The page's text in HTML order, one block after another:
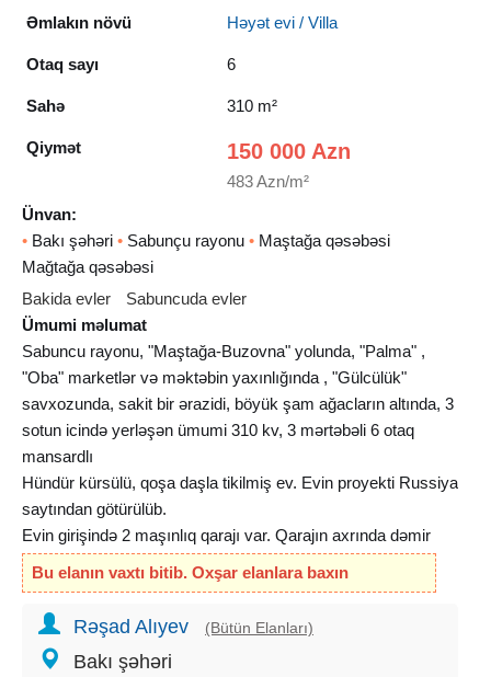
Əmlakın növü Həyət evi / Villa
Otaq sayı 6
Sahə 310 m²
Qiymət 150 000 Azn
483 Azn/m²
Ünvan:
• Bakı şəhəri • Sabunçu rayonu • Maştağa qəsəbəsi
Mağtağa qəsəbəsi
Bakida evler
Sabuncuda evler
Ümumi məlumat
Sabuncu rayonu, "Maştağa-Buzovna" yolunda, "Palma" ,
"Oba" marketlər və məktəbin yaxınlığında , "Gülcülük"
savxozunda, sakit bir ərazidi, böyük şam ağacların altında, 3
sotun icində yerləşən ümumi 310 kv, 3 mərtəbəli 6 otaq
mansardlı
Hündür kürsülü, qoşa daşla tikilmiş ev. Evin proyekti Russiya
saytından götürülüb.
Evin girişində 2 maşınlıq qarajı var. Qarajın axrında dəmir
stelajlarla təchiz olunmuş zirzəmisi (kladovka) var.3-çü
mərtəbə-bütöv ev boyu mansard 90 kv.Hər otaqda
kondisioner var.Döşəmə taxta, sifarishle russiyadan
gətizdirilib.Evin arxasında balaca yay mətbəxi var.İstilik
sistemi kombi, internet, krosna anten, kamera nəzarəti
Bu elanın vaxtı bitib. Oxşar elanlara baxın
Rəşad Alıyev (Bütün Elanları)
Bakı şəhəri